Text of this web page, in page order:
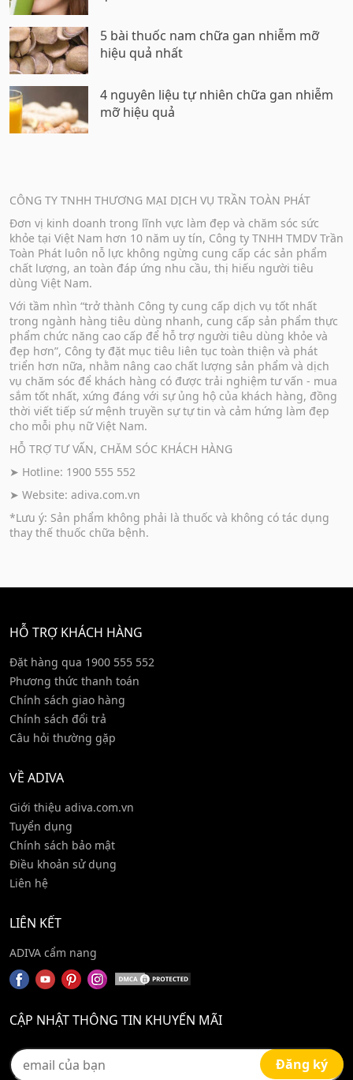
5 bài thuốc nam chữa gan nhiễm mỡ
hiệu quả nhất
4 nguyên liệu tự nhiên chữa gan nhiễm
mỡ hiệu quả
CÔNG TY TNHH THƯƠNG MẠI DỊCH VỤ TRẦN TOÀN PHÁT
Đơn vị kinh doanh trong lĩnh vực làm đẹp và chăm sóc sức
khỏe tại Việt Nam hơn 10 năm uy tín, Công ty TNHH TMDV Trần
Toàn Phát luôn nỗ lực không ngừng cung cấp các sản phẩm
chất lượng, an toàn đáp ứng nhu cầu, thị hiếu người tiêu
dùng Việt Nam.
Với tầm nhìn “trở thành Công ty cung cấp dịch vụ tốt nhất
trong ngành hàng tiêu dùng nhanh, cung cấp sản phẩm thực
phẩm chức năng cao cấp để hỗ trợ người tiêu dùng khỏe và
đẹp hơn”, Công ty đặt mục tiêu liên tục toàn thiện và phát
triển hơn nữa, nhằm nâng cao chất lượng sản phẩm và dịch
vụ chăm sóc để khách hàng có được trải nghiệm tư vấn - mua
sắm tốt nhất, xứng đáng với sự ủng hộ của khách hàng, đồng
thời viết tiếp sứ mệnh truyền sự tự tin và cảm hứng làm đẹp
cho mỗi phụ nữ Việt Nam.
HỖ TRỢ TƯ VẤN, CHĂM SÓC KHÁCH HÀNG
➤ Hotline: 1900 555 552
➤ Website: adiva.com.vn
*Lưu ý: Sản phẩm không phải là thuốc và không có tác dụng
thay thế thuốc chữa bệnh.
HỖ TRỢ KHÁCH HÀNG
Đặt hàng qua 1900 555 552
Phương thức thanh toán
Chính sách giao hàng
Chính sách đổi trả
Câu hỏi thường gặp
VỀ ADIVA
Giới thiệu adiva.com.vn
Tuyển dụng
Chính sách bảo mật
Điều khoản sử dụng
Liên hệ
LIÊN KẾT
ADIVA cẩm nang
CẬP NHẬT THÔNG TIN KHUYẾN MÃI